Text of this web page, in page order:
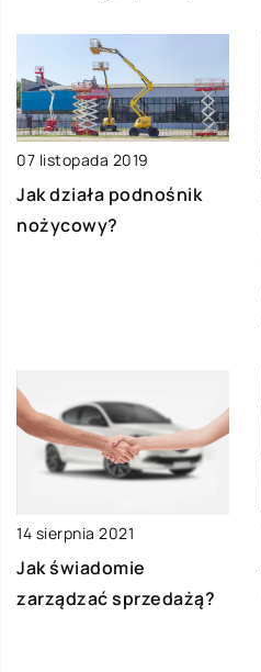
07 listopada 2019
Jak działa podnośnik
nożycowy?
14 sierpnia 2021
Jak świadomie
zarządzać sprzedażą?